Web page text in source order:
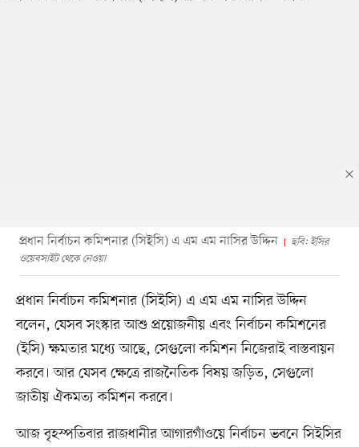
প্রধান নির্বাচন কমিশনার (সিইসি) এ এম এম নাসির উদ্দিন
ছবি: ইসির
ওয়েবসাইট থেকে নেওয়া
প্রধান নির্বাচন কমিশনার (সিইসি) এ এম এম নাসির উদ্দিন
বলেন, যেসব সংস্কার আশু প্রয়োজনীয় এবং নির্বাচন কমিশনের
(ইসি) ক্ষমতার মধ্যে আছে, সেগুলো কমিশন নিজেরাই বাস্তবায়ন
করবে। আর যেসব ক্ষেত্রে রাজনৈতিক বিষয় জড়িত, সেগুলো
জাতীয় ঐকমত্য কমিশন করবে।
আজ বৃহস্পতিবার রাজধানীর আগারগাঁওয়ে নির্বাচন ভবনে সিইসির